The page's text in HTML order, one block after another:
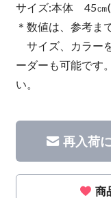
サイズ:本体 45㎝(
＊数値は、参考ま
サイズ、カラー
ーダーも可能です
い。
再入荷
商